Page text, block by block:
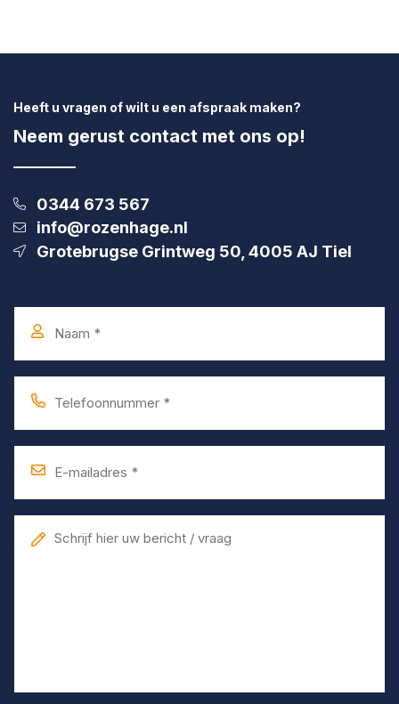
Heeft u vragen of wilt u een afspraak maken?
Neem gerust contact met ons op!
0344 673 567
info@rozenhage.nl
Grotebrugse Grintweg 50, 4005 AJ Tiel
mailadres
*